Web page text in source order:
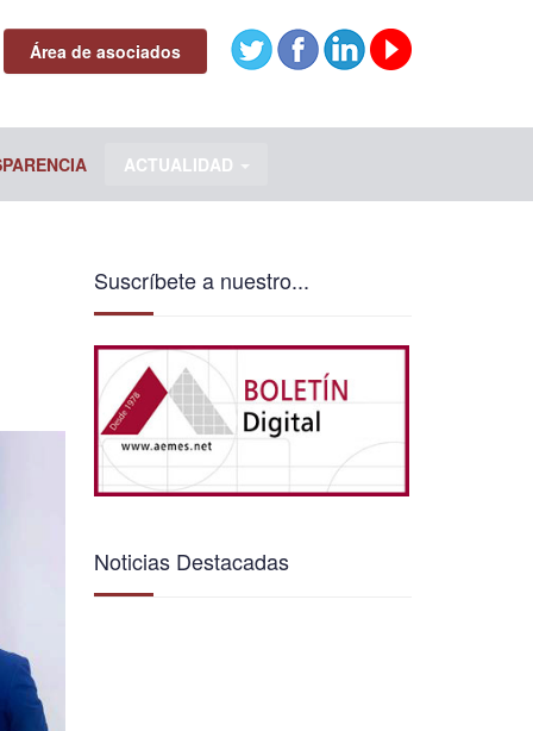
Área de asociados
ACTUALIDAD
Suscríbete a nuestro...
Noticias Destacadas